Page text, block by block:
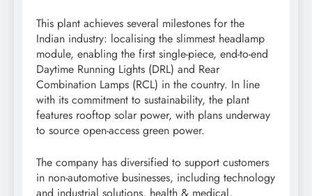
This plant achieves several milestones for the
Indian industry: localising the slimmest headlamp
module, enabling the first single-piece, end-to-end
Daytime Running Lights (DRL) and Rear
Combination Lamps (RCL) in the country. In line
with its commitment to sustainability, the plant
features rooftop solar power, with plans underway
to source open-access green power.
The company has diversified to support customers
in non-automotive businesses, including technology
and industrial solutions, health & medical,